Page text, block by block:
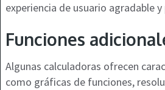
experiencia de usuario agradable
Funciones
Algunas calculadoras ofrecen
como gráficas de funciones,